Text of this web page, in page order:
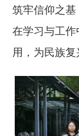
筑牢信仰之基
在学习与工
用，为民族复